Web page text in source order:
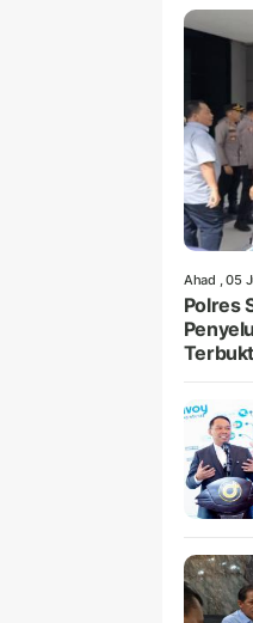
Ahad , 05
Polres